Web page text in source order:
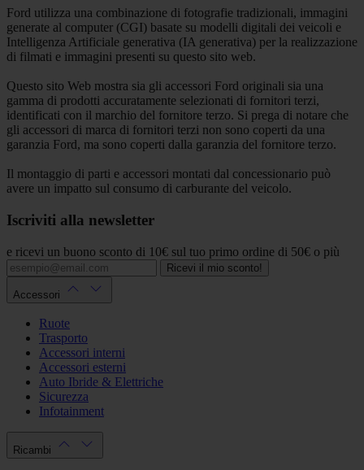
Ford utilizza una combinazione di fotografie tradizionali, immagini
generate al computer (CGI) basate su modelli digitali dei veicoli e
Intelligenza Artificiale generativa (IA generativa) per la realizzazione
di filmati e immagini presenti su questo sito web.
Questo sito Web mostra sia gli accessori Ford originali sia una
gamma di prodotti accuratamente selezionati di fornitori terzi,
identificati con il marchio del fornitore terzo. Si prega di notare che
gli accessori di marca di fornitori terzi non sono coperti da una
garanzia Ford, ma sono coperti dalla garanzia del fornitore terzo.
Il montaggio di parti e accessori montati dal concessionario può
avere un impatto sul consumo di carburante del veicolo.
Iscriviti alla newsletter
e ricevi un buono sconto di 10€ sul tuo primo ordine di 50€ o più
Ricevi il mio sconto!
Accessori
Ruote
Trasporto
Accessori interni
Accessori esterni
Auto Ibride & Elettriche
Sicurezza
Infotainment
Ricambi